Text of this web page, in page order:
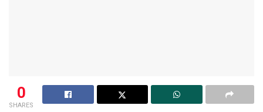
0
SHARES